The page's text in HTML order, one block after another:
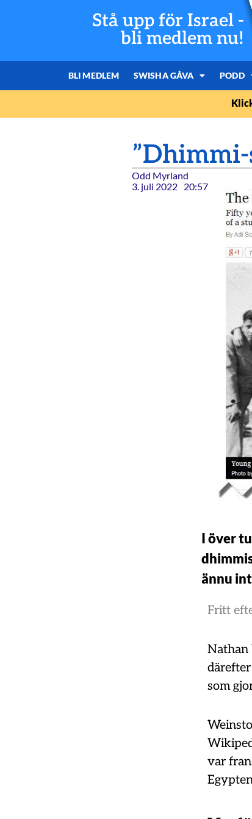
Stå upp för Israel -
bli medlem nu!
BLI MEDLEM SWISHA GÅVA PODD
Odd Myrland
3. juli 2022 20:57
I över
ännu
Fritt
Nathan
som
var